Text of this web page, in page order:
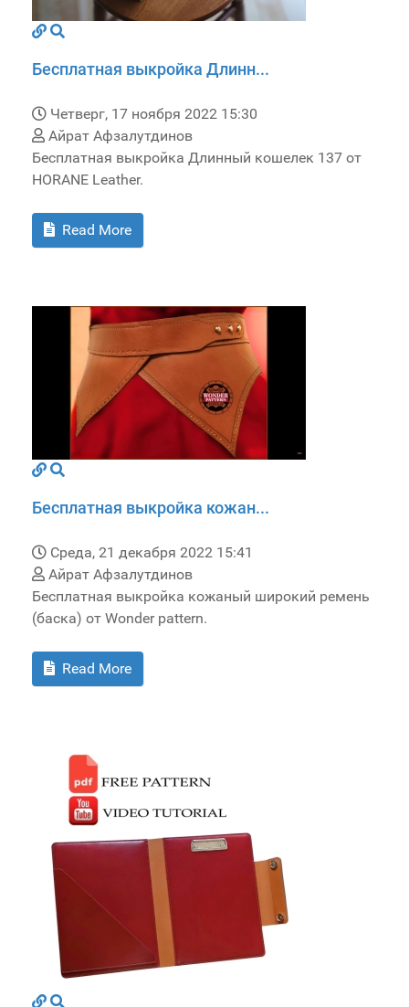
Бесплатная выкройка Длинн...
Четверг, 17 ноября 2022 15:30
Айрат Афзалутдинов
Бесплатная выкройка Длинный кошелек 137 от
HORANE Leather.
Read More
Бесплатная выкройка кожан...
Среда, 21 декабря 2022 15:41
Айрат Афзалутдинов
Бесплатная выкройка кожаный широкий ремень
(баска) от Wonder pattern.
Read More